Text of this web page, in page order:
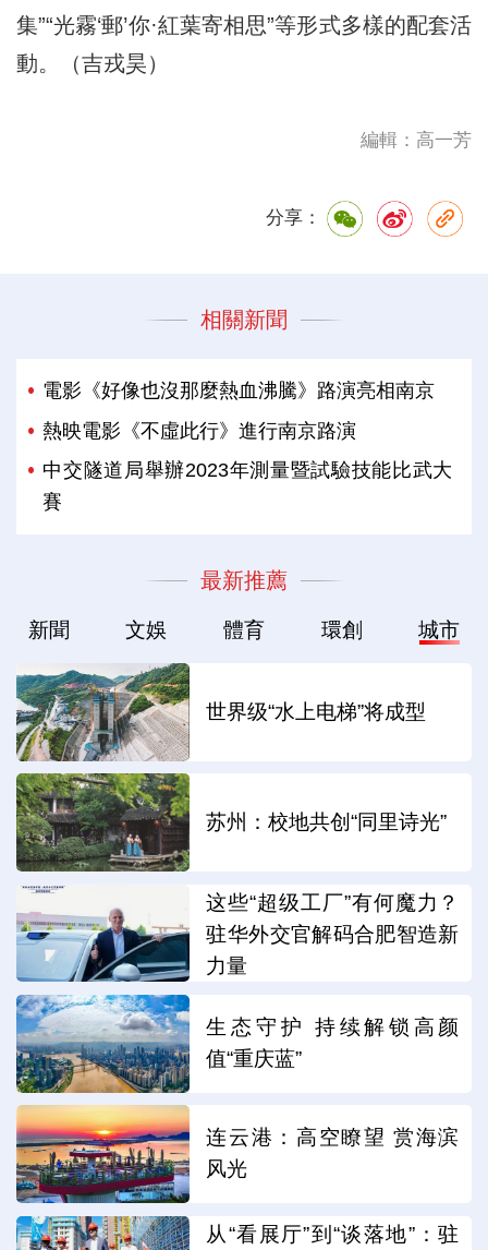
集”“光霧‘郵’你·紅葉寄相思”等形式多樣的配套活
動。（吉戎昊）
編輯：高一芳
分享：
相關新聞
電影《好像也沒那麼熱血沸騰》路演亮相南京
熱映電影《不虛此行》進行南京路演
中交隧道局舉辦2023年測量暨試驗技能比武大
賽
最新推薦
新聞 文娛 體育 環創 城市
世界级“水上电梯”将成型
苏州：校地共创“同里诗光”
这些“超级工厂”有何魔力？
驻华外交官解码合肥智造新
力量
生态守护 持续解锁高颜
值“重庆蓝”
连云港：高空瞭望 赏海滨
风光
从“看展厅”到“谈落地”：驻